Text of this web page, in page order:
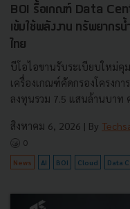
BOI รื้อเกณฑ์ Data
เข้มใช้พลังงาน ทรัพยากร
ไทย
บีโอไอขานรับระเบียบใหม่คุ
เครื่องเกณฑ์คัดกรองโครงก
ลงทุนรวม 7.5 แสนล้านบาท
สิงหาคม 6, 2026 | By
0
News AI BOI Cloud Data